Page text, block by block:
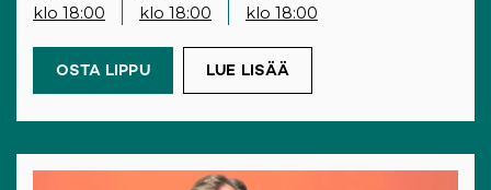
klo 18:00
klo 18:00
klo 18:00
OSTA LIPPU(OPENS IN A NEW TAB)
LUE LISÄÄ